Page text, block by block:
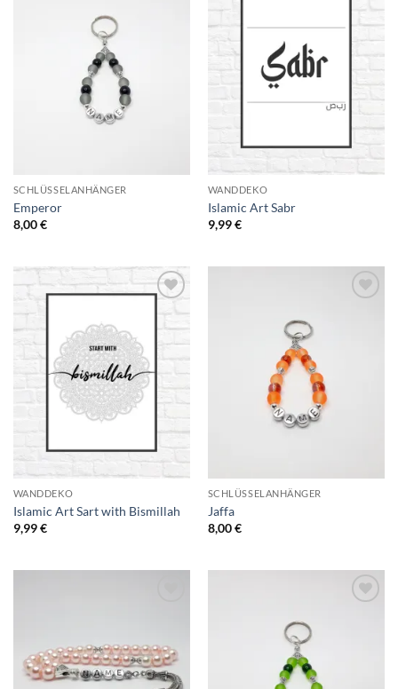
SCHLÜSSELANHÄNGER
Emperor
8,00€
Add to
WANDDEKO
Islamic Art Sabr
9,99€
WANDDEKO
Islamic Art Sart with Bismillah
9,99€
SCHLÜSSELANHÄNGER
Jaffa
8,00€